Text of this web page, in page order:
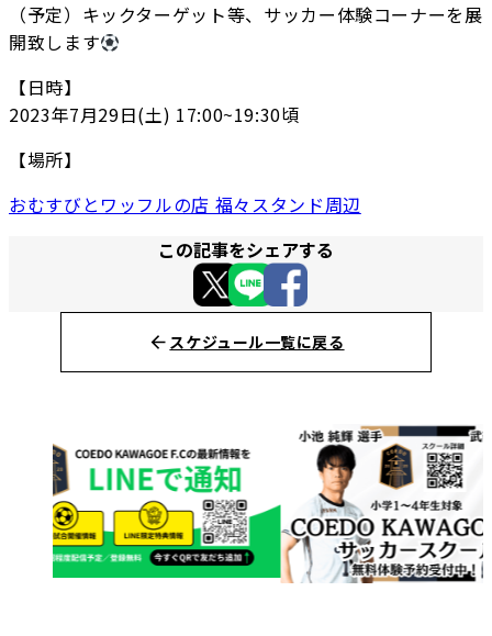
（予定）キックターゲット等、サッカー体験コーナーを展
開致します
【日時】
2023年7月29日(土) 17:00~19:30頃
【場所】
おむすびとワッフルの店 福々スタンド周辺
この記事をシェアする
スケジュール一覧に戻る